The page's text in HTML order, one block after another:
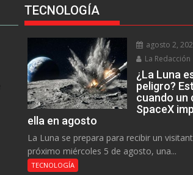
TECNOLOGÍA
agosto 2,
La Redacción
¿La Luna
peligro?
cuando un
SpaceX
ella en agosto
La Luna se prepara para recibir un
próximo miércoles 5 de agosto, una...
TECNOLOGÍA